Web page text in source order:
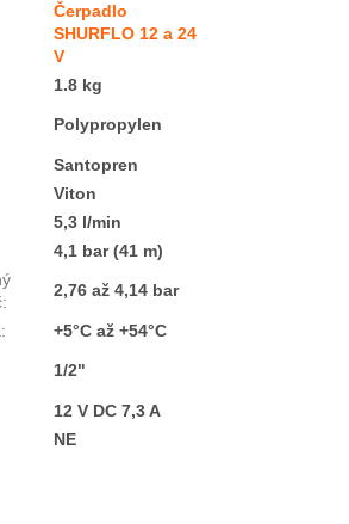
Čerpadlo
SHURFLO 12 a 24
V
1.8 kg
Polypropylen
Santopren
Viton
5,3 l/min
4,1 bar (41 m)
:
2,76 až 4,14 bar
:
+5°C až +54°C
1/2"
12 V DC 7,3 A
NE